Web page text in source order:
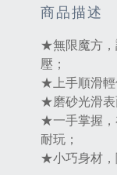
商品描述
★無限魔方，
壓；
★上手順滑輕
★磨砂光滑表
★一手掌握，
耐玩；
★小巧身材，